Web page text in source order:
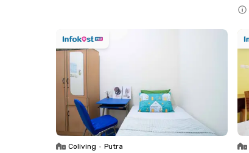
Coliving • Putra